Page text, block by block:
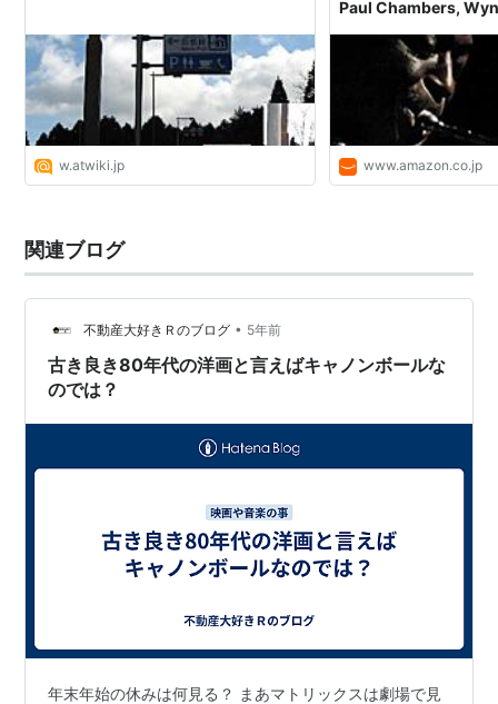
w.atwiki.jp
Paul Chambers,
ュージック
www.amazon.co.jp
関連ブログ
不動産大好きＲのブログ • 5年前
古き良き80年代の洋画と言えばキャノンボールな
のでは？
年末年始の休みは何見る？ まあマトリックスは劇場で見